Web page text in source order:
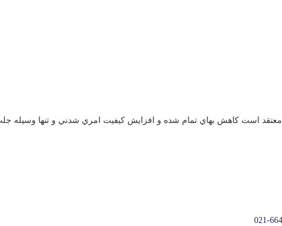
است كاهش بهاي تمام شده و افزايش كيفيت امري شدني و تنها وسيله